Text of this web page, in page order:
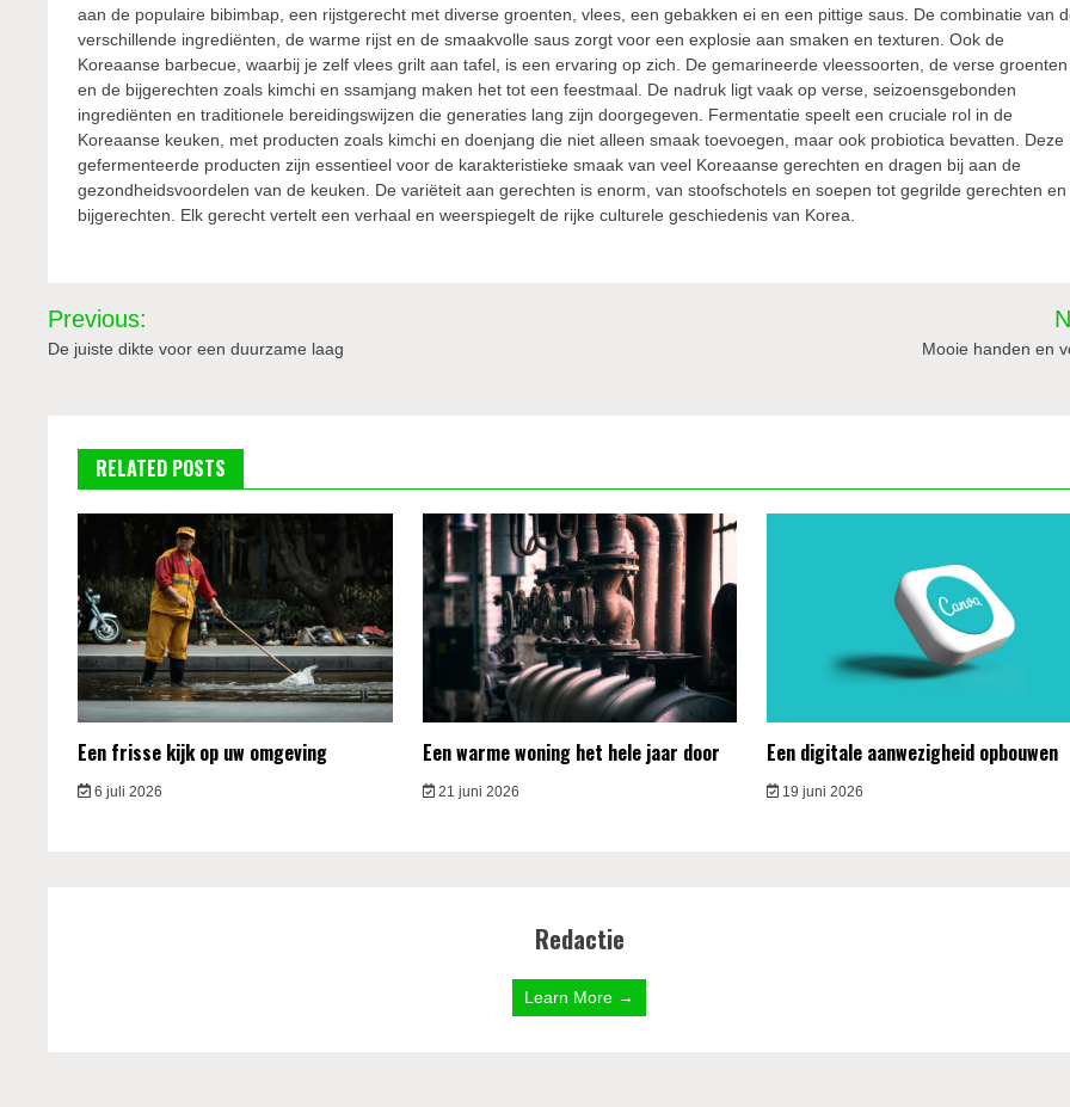
aan de populaire bibimbap, een rijstgerecht met diverse groenten, vlees, een gebakken ei en een pittige saus. De combinatie van
verschillende ingrediënten, de warme rijst en de smaakvolle saus zorgt voor een explosie aan smaken en texturen. Ook de
Koreaanse barbecue, waarbij je zelf vlees grilt aan tafel, is een ervaring op zich. De gemarineerde vleessoorten, de verse groenten
en de bijgerechten zoals kimchi en ssamjang maken het tot een feestmaal. De nadruk ligt vaak op verse, seizoensgebonden
ingrediënten en traditionele bereidingswijzen die generaties lang zijn doorgegeven. Fermentatie speelt een cruciale rol in de
Koreaanse keuken, met producten zoals kimchi en doenjang die niet alleen smaak toevoegen, maar ook probiotica bevatten. Deze
gefermenteerde producten zijn essentieel voor de karakteristieke smaak van veel Koreaanse gerechten en dragen bij aan de
gezondheidsvoordelen van de keuken. De variëteit aan gerechten is enorm, van stoofschotels en soepen tot gegrilde gerechten en
bijgerechten. Elk gerecht vertelt een verhaal en weerspiegelt de rijke culturele geschiedenis van Korea.
Bericht
navigatie
Previous:
De juiste dikte voor een duurzame laag Mooie handen en
RELATED POSTS
Een frisse kijk op uw omgeving
6 juli 2026
Een warme woning het hele jaar door
21 juni 2026
Een digitale aanwezigheid opbouwen
19 juni 2026
Redactie
Learn More →